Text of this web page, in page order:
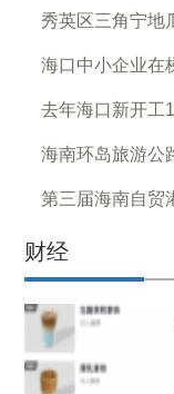
秀英区三角宁地
海口中小企业在
去年海口新开工
海南环岛旅游公
第三届海南自贸
财经